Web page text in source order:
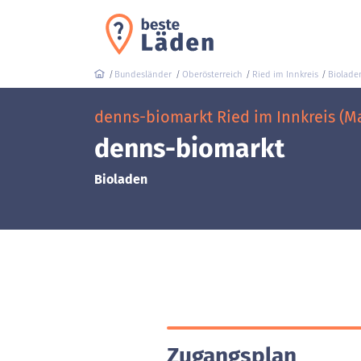
Bundesländer Oberösterreich Ried im Innkreis
denns-biomarkt Ried im Innkreis
denns-biomarkt
Bioladen